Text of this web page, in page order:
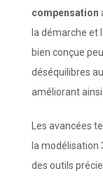
compensation
la démarche et
bien conçue
déséquilibres
améliorant ainsi
Les avancées
la modélisation
des outils